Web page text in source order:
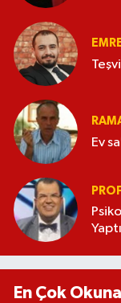
Ev
En Çok